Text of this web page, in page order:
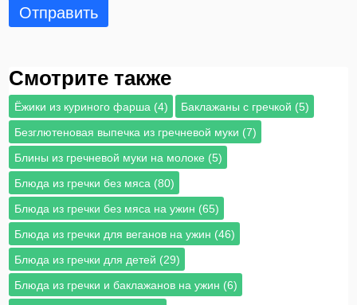
Отправить
Смотрите также
Ёжики из куриного фарша (4)
Баклажаны с гречкой (5)
Безглютеновая выпечка из гречневой муки (7)
Блины из гречневой муки на молоке (5)
Блюда из гречки без мяса (80)
Блюда из гречки без мяса на ужин (65)
Блюда из гречки для веганов на ужин (46)
Блюда из гречки для детей (29)
Блюда из гречки и баклажанов на ужин (6)